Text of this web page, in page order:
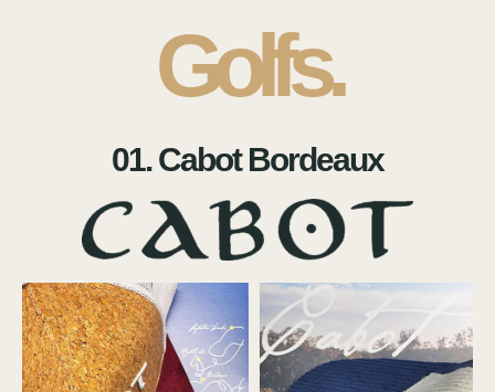
Golfs.
01. Cabot Bordeaux